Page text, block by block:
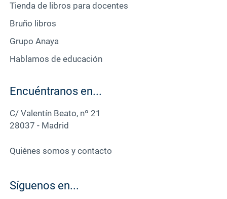
Tienda de libros para docentes
Bruño libros
Grupo Anaya
Hablamos de educación
Encuéntranos en...
C/ Valentín Beato, nº 21
28037 - Madrid
Quiénes somos y contacto
Síguenos en...